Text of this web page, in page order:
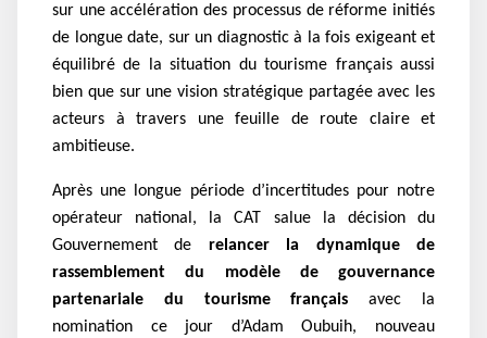
sur une accélération des processus de réforme initiés
de longue date, sur un diagnostic à la fois exigeant et
équilibré de la situation du tourisme français aussi
bien que sur une vision stratégique partagée avec les
acteurs à travers une feuille de route claire et
ambitieuse.
Après une longue période d’incertitudes pour notre
opérateur national, la CAT salue la décision du
Gouvernement de relancer la dynamique de
rassemblement du modèle de gouvernance
partenariale du tourisme français avec la
nomination ce jour d’Adam Oubuih, nouveau